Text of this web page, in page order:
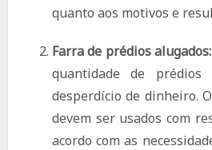
quanto aos motivos e
Farra de prédios alugados:
quantidade de
desperdício de dinheiro.
devem ser usados ​​com
acordo com as